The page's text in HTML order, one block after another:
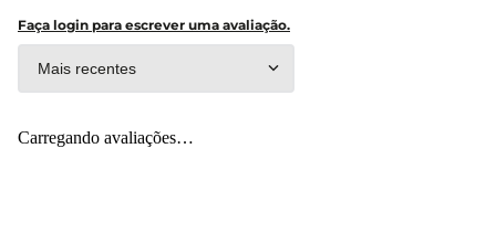
Faça login para escrever uma avaliação.
Mais recentes
Carregando avaliações…